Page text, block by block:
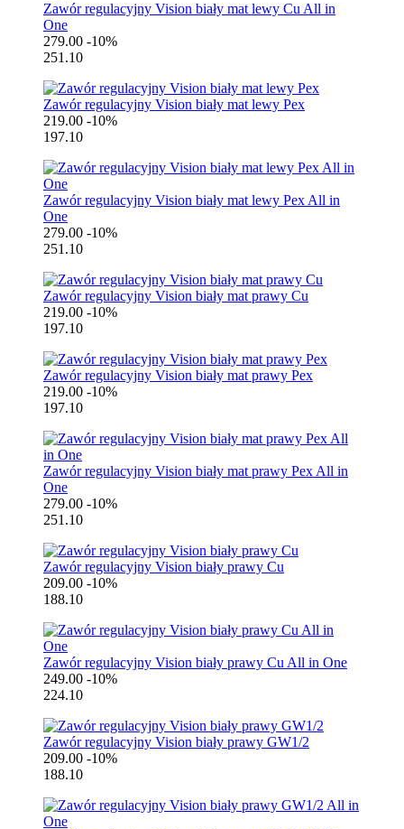
Zawór regulacyjny Vision biały mat lewy Cu All in
One
279.00 -10%
251.10
Zawór regulacyjny Vision biały mat lewy Pex
219.00 -10%
197.10
Zawór regulacyjny Vision biały mat lewy Pex All in
One
279.00 -10%
251.10
Zawór regulacyjny Vision biały mat prawy Cu
219.00 -10%
197.10
Zawór regulacyjny Vision biały mat prawy Pex
219.00 -10%
197.10
Zawór regulacyjny Vision biały mat prawy Pex All in
One
279.00 -10%
251.10
Zawór regulacyjny Vision biały prawy Cu
209.00 -10%
188.10
Zawór regulacyjny Vision biały prawy Cu All in One
249.00 -10%
224.10
Zawór regulacyjny Vision biały prawy GW1/2
209.00 -10%
188.10